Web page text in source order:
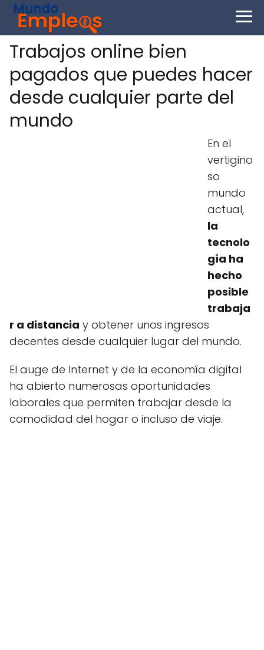
Trabajos online bien
pagados que puedes hacer
desde cualquier parte del
mundo
En el
vertigino
so
mundo
actual,
la
tecnolo
gía ha
hecho
posible
trabaja
r a distancia y obtener unos ingresos
decentes desde cualquier lugar del mundo.
El auge de Internet y de la economía digital
ha abierto numerosas oportunidades
laborales que permiten trabajar desde la
comodidad del hogar o incluso de viaje.